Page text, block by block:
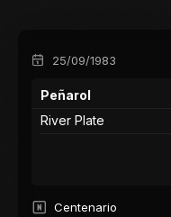
25/09/1983
Peñarol
River Plate
Centenario